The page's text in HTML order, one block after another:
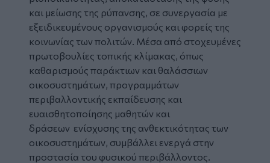
και μείωσης της ρύπανσης, σε συνεργασία με
εξειδικευμένους οργανισμούς και φορείς της
κοινωνίας των πολιτών. Μέσα από στοχευμένες
πρωτοβουλίες τοπικής κλίμακας, όπως
καθαρισμούς παράκτιων και θαλάσσιων
οικοσυστημάτων, προγραμμάτων
περιβαλλοντικής εκπαίδευσης και
ευαισθητοποίησης μαθητών και
δράσεων ενίσχυσης της ανθεκτικότητας των
οικοσυστημάτων, συμβάλλει ενεργά στην
προστασία του φυσικού περιβάλλοντος.